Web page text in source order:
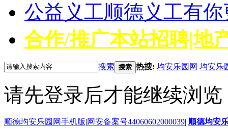
公益义工顺德义工有
合作/推广本站招聘|地
搜索 搜索 热搜: 均安乐园网 均安乐
请先登录后才能继续浏览
顺德均安乐园网手机版|网安备案号44060602000039| 顺德均安